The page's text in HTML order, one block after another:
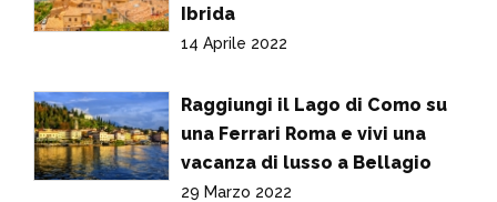
Ibrida
14 Aprile 2022
Raggiungi il Lago di Como su
una Ferrari Roma e vivi una
vacanza di lusso a Bellagio
29 Marzo 2022